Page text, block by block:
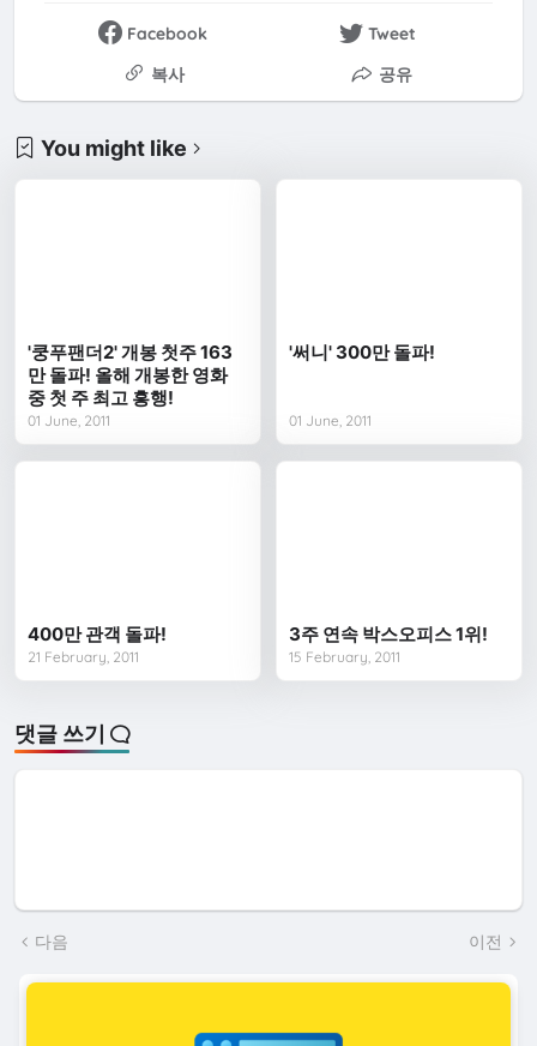
Facebook
Tweet
복사
공유
You might like
'쿵푸팬더2' 개봉 첫주 163
만 돌파! 올해 개봉한 영화
중 첫 주 최고 흥행!
01 June, 2011
'써니' 300만 돌파!
01 June, 2011
400만 관객 돌파!
21 February, 2011
3주 연속 박스오피스 1위!
15 February, 2011
댓글 쓰기
다음 이전